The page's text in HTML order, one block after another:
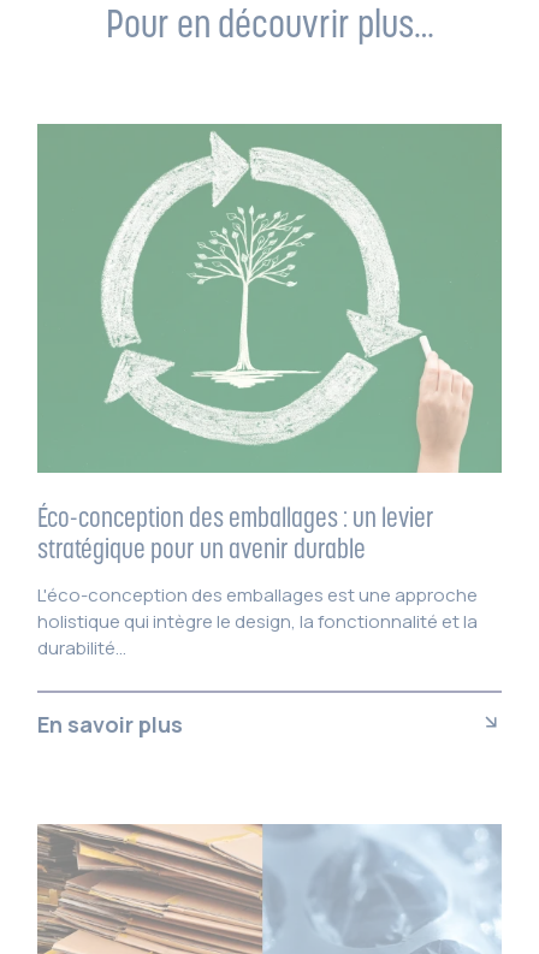
Pour en découvrir plus…
Éco-conception des emballages : un levier
stratégique pour un avenir durable
L'éco-conception des emballages est une approche
holistique qui intègre le design, la fonctionnalité et la
durabilité...
En savoir plus